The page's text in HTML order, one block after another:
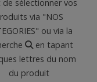
sélectionner vos
via "NOS
ou via la
en tapant
lettres du nom
du produit